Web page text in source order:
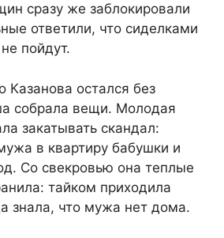
сразу же заблокировали
ответили, что сиделками
пойдут.
Казанова остался без
собрала вещи. Молодая
закатывать скандал:
в квартиру бабушки и
Со свекровью она теплые
тайком приходила
знала, что мужа нет дома.